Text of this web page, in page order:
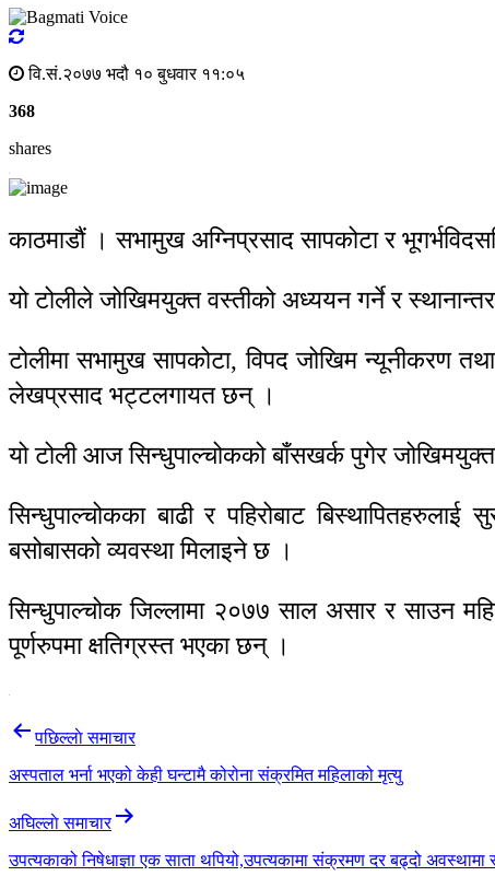
वि.सं.२०७७ भदौ १० बुधवार ११:०५
368
shares
काठमाडौं । सभामुख अग्निप्रसाद सापकोटा र
यो टोलीले जोखिमयुक्त वस्तीको अध्ययन गर्ने र
टोलीमा सभामुख सापकोटा, विपद जोखिम न्यूनीकरण
लेखप्रसाद भट्टलगायत छन् ।
यो टोली आज सिन्धुपाल्चोकको बाँसखर्क पुगेर
सिन्धुपाल्चोकका बाढी र पहिरोबाट
बसोबासको व्यवस्था मिलाइने छ ।
सिन्धुपाल्चोक जिल्लामा २०७७ साल असार र साउन
पूर्णरुपमा क्षतिग्रस्त भएका छन् ।
Post
navigation
पछिल्लाे समाचार
अस्पताल भर्ना भएको केही घन्टामै कोरोना संक्रमित महिलाको मृत्यु
अघिल्लाे समाचार
उपत्यकाको निषेधाज्ञा एक साता थपियो,उपत्यकामा संक्रमण दर बढ्दो अवस्थामा